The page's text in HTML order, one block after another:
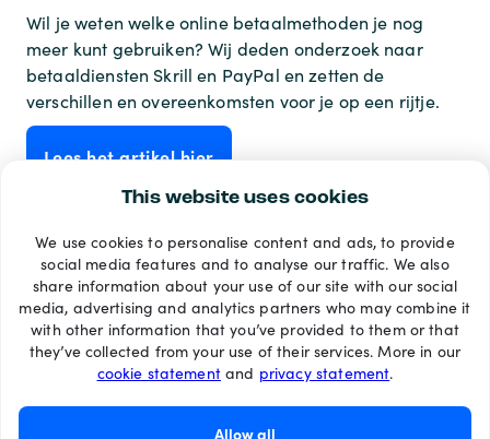
This website uses cookies
We use cookies to personalise content and ads, to provide
social media features and to analyse our traffic. We also
share information about your use of our site with our social
media, advertising and analytics partners who may combine it
with other information that you’ve provided to them or that
they’ve collected from your use of their services. More in our
cookie statementand privacy statement.
Allow all
Wil je weten welke online betaalmethoden je nog
meer kunt gebruiken? Wij deden onderzoek naar
betaaldiensten Skrill en PayPal en zetten de
verschillen en overeenkomsten voor je op een rijtje.
Lees het artikel hier
Betaalmethoden